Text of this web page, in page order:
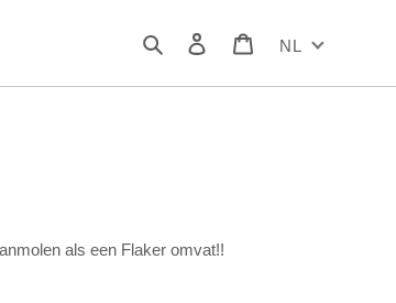
Zoeken Inloggen Winkelwagen
NL
als een Flaker omvat!!